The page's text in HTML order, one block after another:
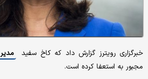
خبرگزاری رویترز گزارش داد که کاخ سفید
مجبور به استعفا کرده است.